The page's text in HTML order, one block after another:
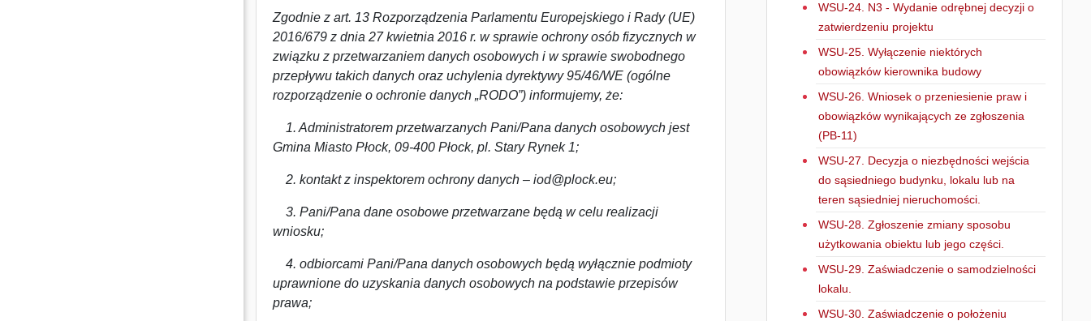
Zgodnie z art. 13 Rozporządzenia Parlamentu Europejskiego i Rady (UE)
2016/679 z dnia 27 kwietnia 2016 r. w sprawie ochrony osób fizycznych w
związku z przetwarzaniem danych osobowych i w sprawie swobodnego
przepływu takich danych oraz uchylenia dyrektywy 95/46/WE (ogólne
rozporządzenie o ochronie danych „RODO”) informujemy, że:
1. Administratorem przetwarzanych Pani/Pana danych osobowych jest
Gmina Miasto Płock, 09-400 Płock, pl. Stary Rynek 1;
2. kontakt z inspektorem ochrony danych – iod@plock.eu;
3. Pani/Pana dane osobowe przetwarzane będą w celu realizacji
wniosku;
4. odbiorcami Pani/Pana danych osobowych będą wyłącznie podmioty
uprawnione do uzyskania danych osobowych na podstawie przepisów
prawa;
WSU-24. N3 - Wydanie odrębnej decyzji o
zatwierdzeniu projektu
WSU-25. Wyłączenie niektórych
obowiązków kierownika budowy
WSU-26. Wniosek o przeniesienie praw i
obowiązków wynikających ze zgłoszenia
(PB-11)
WSU-27. Decyzja o niezbędności wejścia
do sąsiedniego budynku, lokalu lub na
teren sąsiedniej nieruchomości.
WSU-28. Zgłoszenie zmiany sposobu
użytkowania obiektu lub jego części.
WSU-29. Zaświadczenie o samodzielności
lokalu.
WSU-30. Zaświadczenie o położeniu